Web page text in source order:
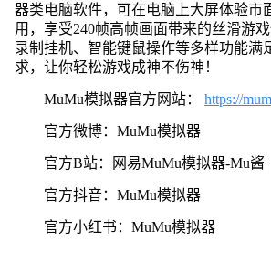
器类电脑软件，可在电脑上大屏体验市
用，享受240帧高帧画面带来的丝滑游
录制挂机、智能键鼠操作等多样功能满
求，让你轻松游戏成神不伤神！
MuMu模拟器官方网站： https://
官方微博：MuMu模拟器
官方B站：网易MuMu模拟器-Mu酱
官方抖音：MuMu模拟器
官方小红书：MuMu模拟器